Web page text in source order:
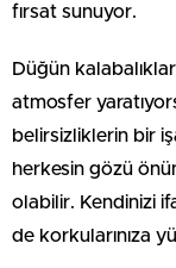
fırsat sunuyor.
Düğün
atmosfer
belirsizliklerin bir
herkesin gözü
olabilir. Kendinizi
de korkularınıza